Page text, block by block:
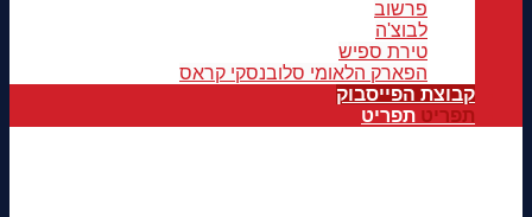
פרשוב
לבוצ'ה
טירת ספיש
הפארק הלאומי סלובנסקי קראס
קבוצת הפייסבוק
תפריט תפריט